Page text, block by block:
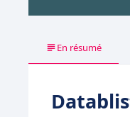
En résumé